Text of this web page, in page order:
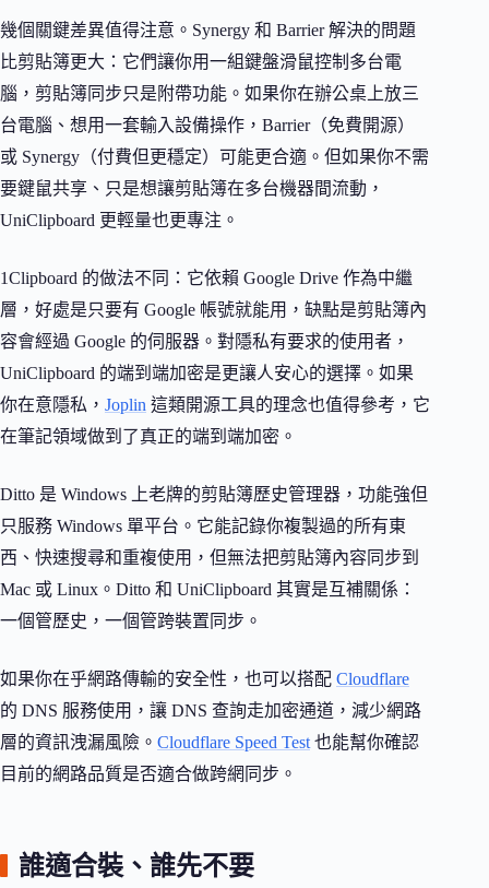
幾個關鍵差異值得注意。Synergy 和 Barrier 解決的問題
比剪貼簿更大：它們讓你用一組鍵盤滑鼠控制多台電
腦，剪貼簿同步只是附帶功能。如果你在辦公桌上放三
台電腦、想用一套輸入設備操作，Barrier（免費開源）
或 Synergy（付費但更穩定）可能更合適。但如果你不需
要鍵鼠共享、只是想讓剪貼簿在多台機器間流動，
UniClipboard 更輕量也更專注。
1Clipboard 的做法不同：它依賴 Google Drive 作為中繼
層，好處是只要有 Google 帳號就能用，缺點是剪貼簿內
容會經過 Google 的伺服器。對隱私有要求的使用者，
UniClipboard 的端到端加密是更讓人安心的選擇。如果
你在意隱私， Joplin 這類開源工具的理念也值得參考，它
在筆記領域做到了真正的端到端加密。
Ditto 是 Windows 上老牌的剪貼簿歷史管理器，功能強但
只服務 Windows 單平台。它能記錄你複製過的所有東
西、快速搜尋和重複使用，但無法把剪貼簿內容同步到
Mac 或 Linux。Ditto 和 UniClipboard 其實是互補關係：
一個管歷史，一個管跨裝置同步。
如果你在乎網路傳輸的安全性，也可以搭配 Cloudflare
的 DNS 服務使用，讓 DNS 查詢走加密通道，減少網路
層的資訊洩漏風險。 Cloudflare Speed Test 也能幫你確認
目前的網路品質是否適合做跨網同步。
誰適合裝、誰先不要